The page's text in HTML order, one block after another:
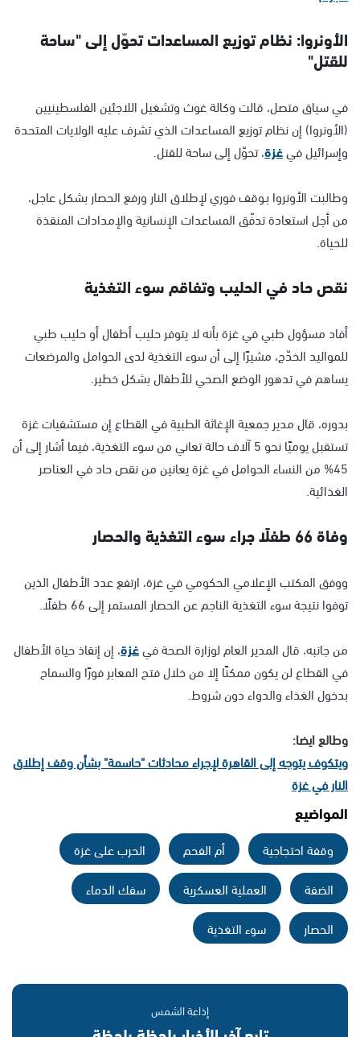
الأونروا: نظام توزيع المساعدات تحوّل إلى "ساحة
للقتل"
في سياق متصل، قالت وكالة غوث وتشغيل اللاجئين الفلسطينيين
(الأونروا) إن نظام توزيع المساعدات الذي تشرف عليه الولايات المتحدة
وإسرائيل فيغزة، تحوّل إلى ساحة للقتل.
وطالبت الأونروا بـوقف فوري لإطلاق النار ورفع الحصار بشكل عاجل،
من أجل استعادة تدفّق المساعدات الإنسانية والإمدادات المنقذة
للحياة.
نقص حاد في الحليب وتفاقم سوء التغذية
أفاد مسؤول طبي في غزة بأنه لا يتوفر حليب أطفال أو حليب طبي
للمواليد الخدّج، مشيرًا إلى أن سوء التغذية لدى الحوامل والمرضعات
يساهم في تدهور الوضع الصحي للأطفال بشكل خطير.
بدوره، قال مدير جمعية الإغاثة الطبية في القطاع إن مستشفيات غزة
تستقبل يوميًا نحو 5 آلاف حالة تعاني من سوء التغذية، فيما أشار إلى أن
45% من النساء الحوامل في غزة يعانين من نقص حاد في العناصر
الغذائية.
وفاة 66 طفلًا جراء سوء التغذية والحصار
ووفق المكتب الإعلامي الحكومي في غزة، ارتفع عدد الأطفال الذين
توفوا نتيجة سوء التغذية الناجم عن الحصار المستمر إلى 66 طفلًا.
من جانبه، قال المدير العام لوزارة الصحة فيغزة، إن إنقاذ حياة الأطفال
في القطاع لن يكون ممكنًا إلا من خلال فتح المعابر فورًا والسماح
بدخول الغذاء والدواء دون شروط.
وطالع ايضا:
ويتكوف يتوجه إلى القاهرة لإجراء محادثات "حاسمة" بشأن وقف إطلاق
النار في غزة
المواضيع
وقفة احتجاجية أم الفحم
الحرب على غزة
الضفة
العملية العسكرية
سفك الدماء
الحصار
سوء التغذية
إذاعة الشمس